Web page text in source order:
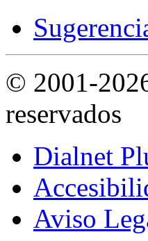
© 2001-
reservados
Dialnet
Aviso